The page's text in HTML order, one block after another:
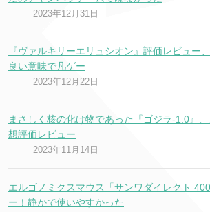
2023年12月31日
『ヴァルキリーエリュシオン』評価レビュー
良い意味で凡ゲー
2023年12月22日
まさしく核の化け物であった『ゴジラ-1.0』
想評価レビュー
2023年11月14日
エルゴノミクスマウス「サンワダイレクト
ー！静かで使いやすかった